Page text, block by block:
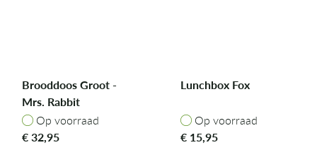
Brooddoos Groot -
Mrs. Rabbit
Op voorraad
Op voorraad
€32,95
Lunchbox Fox
Op voorraad
Op voorraad
€ 15,95